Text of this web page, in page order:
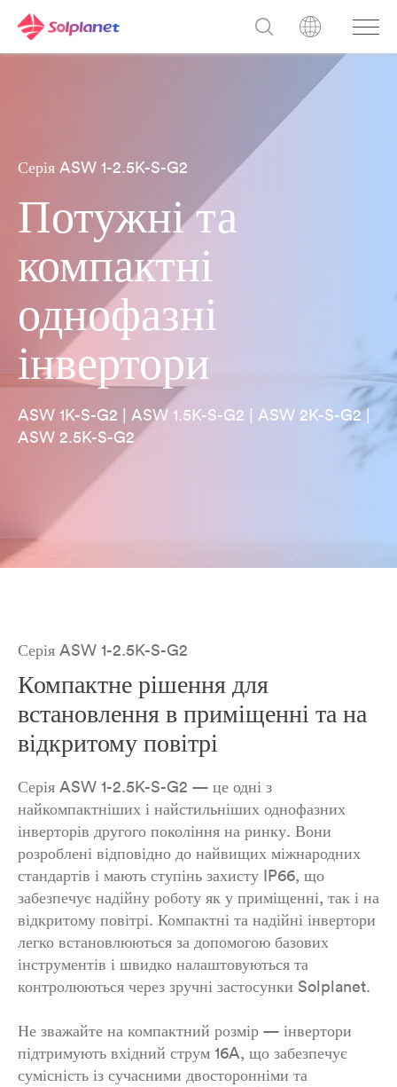
Серія ASW 1-2.5K-S-G2
Потужні та
компактні
однофазні
інвертори
ASW 1K-S-G2 | ASW 1.5K-S-G2 | ASW 2K-S-G2 |
ASW 2.5K-S-G2
Серія ASW 1-2.5K-S-G2
Компактне рішення для
встановлення в приміщенні та на
відкритому повітрі
Серія ASW 1-2.5K-S-G2 — це одні з
найкомпактніших і найстильніших однофазних
інверторів другого покоління на ринку. Вони
розроблені відповідно до найвищих міжнародних
стандартів і мають ступінь захисту IP66, що
забезпечує надійну роботу як у приміщенні, так і на
відкритому повітрі. Компактні та надійні інвертори
легко встановлюються за допомогою базових
інструментів і швидко налаштовуються та
контролюються через зручні застосунки Solplanet.
Не зважайте на компактний розмір — інвертори
підтримують вхідний струм 16A, що забезпечує
сумісність із сучасними двосторонніми та